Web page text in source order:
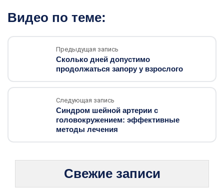
Видео по теме:
Предыдущая запись
Сколько дней допустимо
продолжаться запору у взрослого
Следующая запись
Синдром шейной артерии с
головокружением: эффективные
методы лечения
Свежие записи